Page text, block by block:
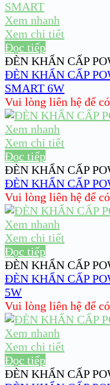
Xem nhanh
Xem chi tiết
Đọc tiếp
ĐÈN KHẨN CẤP
ĐÈN KHẨN CẤP
SMART 6W
Vui lòng liên hệ để
Xem nhanh
Xem chi tiết
Đọc tiếp
ĐÈN KHẨN CẤP
ĐÈN KHẨN CẤP
Vui lòng liên hệ để
Xem nhanh
Xem chi tiết
Đọc tiếp
ĐÈN KHẨN CẤP
ĐÈN KHẨN CẤP
5W
Vui lòng liên hệ để
Xem nhanh
Xem chi tiết
Đọc tiếp
ĐÈN KHẨN CẤP